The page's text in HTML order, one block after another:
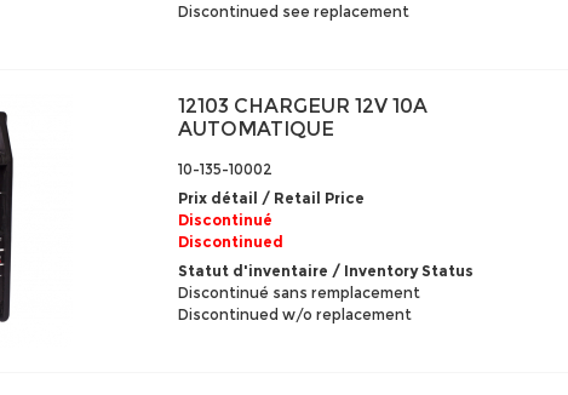
Discontinued see replacement
12103 CHARGEUR 12V 10A
AUTOMATIQUE
10-135-10002
Prix détail / Retail Price
Discontinué
Discontinued
Statut d'inventaire / Inventory Status
Discontinué sans remplacement
Discontinued w/o replacement